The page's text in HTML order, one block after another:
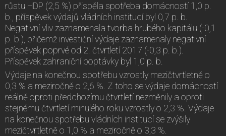
růstu HDP (2,5 %) přispěla spotřeba domácností 1,0 p.
b., příspěvek výdajů vládních institucí byl 0,7 p. b.
Negativní vliv zaznamenala tvorba hrubého kapitálu (-0,1
p. b.), přičemž investiční výdaje zaznamenaly negativní
příspěvek poprvé od 2. čtvrtletí 2017 (-0,3 p. b.).
Příspěvek zahraniční poptávky byl 1,0 p. b.
Výdaje na konečnou spotřebu vzrostly mezičtvrtletně o
0,3 % a meziročně o 2,6 %. Z toho se výdaje domácností
reálně oproti předchozímu čtvrtletí nezměnily a oproti
stejnému čtvrtletí minulého roku vzrostly o 2,3 %. Výdaje
na konečnou spotřebu vládních institucí se zvýšily
mezičtvrtletně o 1,0 % a meziročně o 3,3 %.